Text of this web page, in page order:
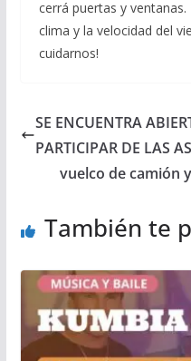
cerrá puertas y
clima y la velocidad del
cuidarnos!
SE ENCUENTRA
PARTICIPAR DE LAS
vuelco de camión
También te